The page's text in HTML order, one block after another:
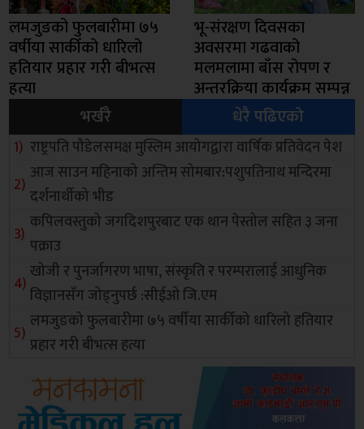
लमजुङको फुलबारीमा ७५
वर्षीया सार्कीको धारिलो
हतियार प्रहार गरी बीभत्स
हत्या
भू-संरक्षण दिवसका
अवसरमा गढवाको
मलमलामा बाँस रोपण र
अन्तरक्रिया कार्यक्रम सम्पन्न
भर्खरै
धेरै पढिएको
राष्ट्रपति पौडेलसमक्ष मुस्लिम आयोगद्वारा वार्षिक प्रतिवेदन पेश
आज साउन महिनाको अन्तिम सोमबार:पशुपतिनाथ मन्दिरमा
दर्शनार्थीको भीड
कपिलवस्तुको जगदिशपुरबाट एक थान पेस्तोल सहित ३ जना
पक्राउ
खोजी र पुनर्जागरण भाषा, संस्कृति र परम्परालाई आधुनिक
विज्ञानसँग जोड्नुपर्छ :सीईओ जि.एम
लमजुङको फुलबारीमा ७५ वर्षीया सार्कीको धारिलो हतियार
प्रहार गरी बीभत्स हत्या